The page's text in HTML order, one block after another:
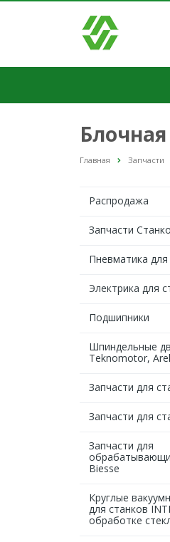
Главная Запчасти
Распродажа
Запчасти
Пневматика для
Электрика для
Подшипники
Шпиндельные
Teknomotor, Arel
Запчасти для
Запчасти для
Запчасти для
Biesse
Круглые
для станков
обработке